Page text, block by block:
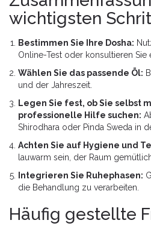
wichtigsten
Bestimmen Sie Ihre Dosha:
Online-Test oder konsultieren Sie
Wählen Sie das passende Öl:
und der Jahreszeit.
Legen Sie fest, ob Sie selbst
professionelle Hilfe suchen:
Shirodhara oder Pinda Sweda in
Achten Sie auf Hygiene und
lauwarm sein, der Raum
Integrieren Sie Ruhephasen:
die Behandlung zu verarbeiten.
Häufig gestellte